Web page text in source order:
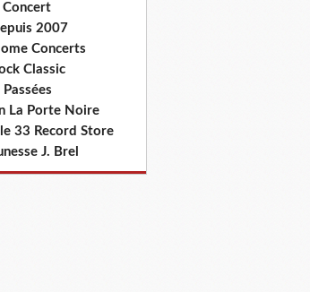
Concert
2007
Concerts
Classic
La Porte Noire
33 Record Store
J. Brel